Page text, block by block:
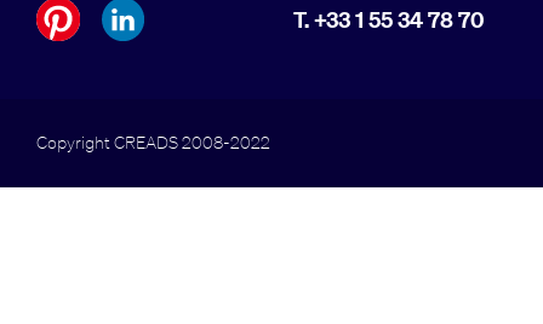
T. +33 1 55 34 78 70
Copyright CREADS 2008-2022